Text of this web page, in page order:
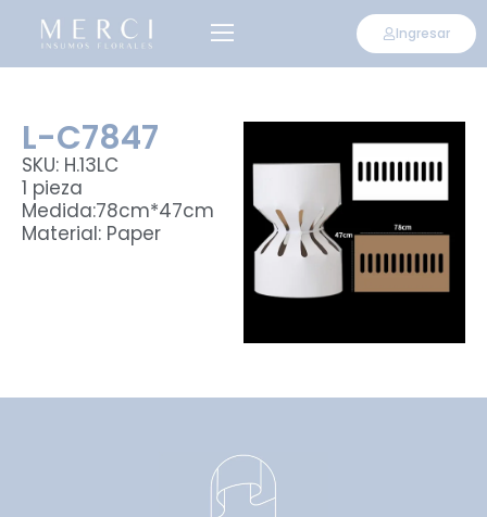
Ingresar
L-C7847
SKU: H.13LC
1 pieza
Medida:78cm*47cm
Material: Paper